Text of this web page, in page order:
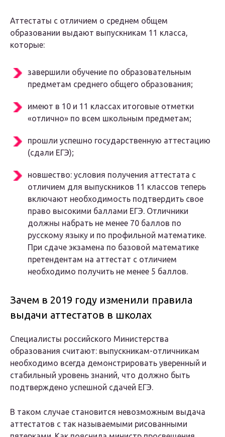
Аттестаты с отличием о среднем общем
образовании выдают выпускникам 11 класса,
которые:
завершили обучение по образовательным
предметам среднего общего образования;
имеют в 10 и 11 классах итоговые отметки
«отлично» по всем школьным предметам;
прошли успешно государственную аттестацию
(сдали ЕГЭ);
новшество: условия получения аттестата с
отличием для выпускников 11 классов теперь
включают необходимость подтвердить свое
право высокими баллами ЕГЭ. Отличники
должны набрать не менее 70 баллов по
русскому языку и по профильной математике.
При сдаче экзамена по базовой математике
претендентам на аттестат с отличием
необходимо получить не менее 5 баллов.
Зачем в 2019 году изменили правила
выдачи аттестатов в школах
Специалисты российского Министерства
образования считают: выпускникам-отличникам
необходимо всегда демонстрировать уверенный и
стабильный уровень знаний, что должно быть
подтверждено успешной сдачей ЕГЭ.
В таком случае становится невозможным выдача
аттестатов с так называемыми рисованными